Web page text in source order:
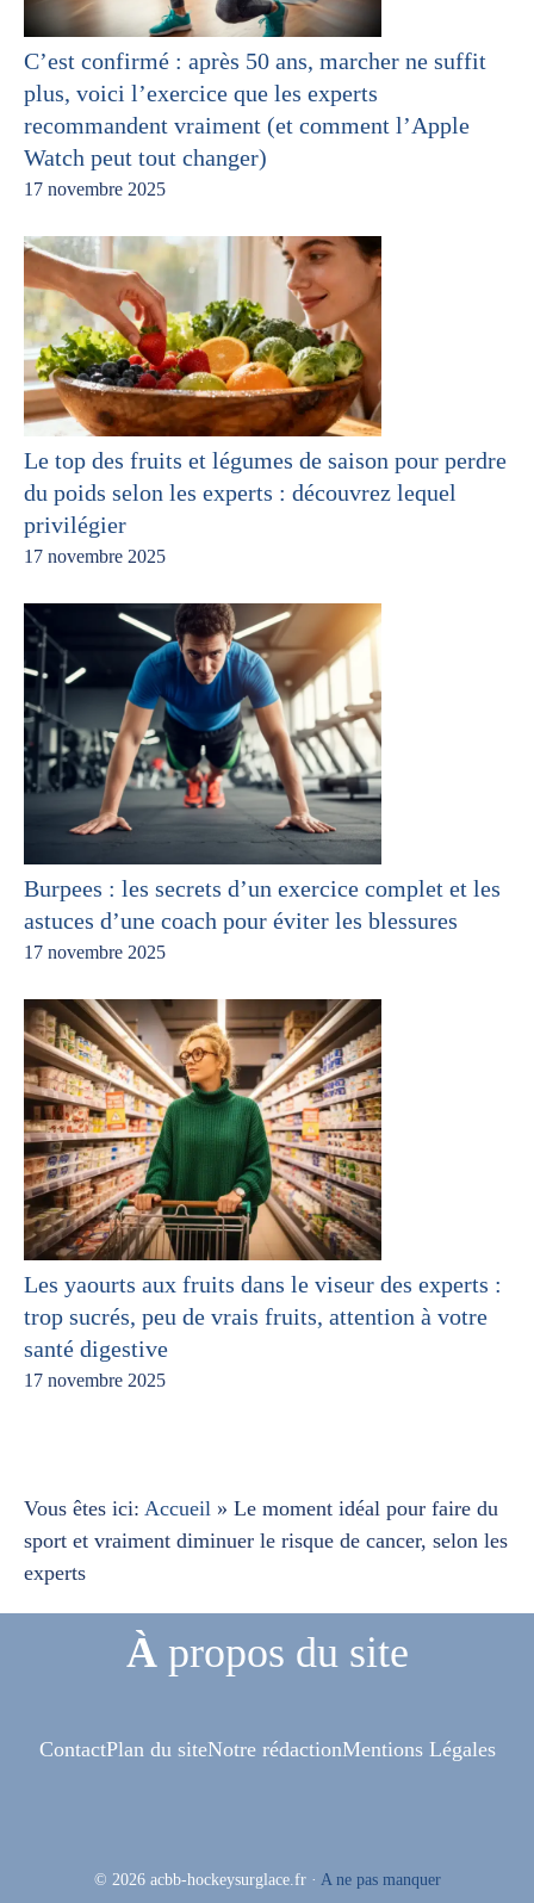
C’est confirmé : après 50 ans, marcher ne suffit
plus, voici l’exercice que les experts
recommandent vraiment (et comment l’Apple
Watch peut tout changer)
17 novembre 2025
Le top des fruits et légumes de saison pour perdre
du poids selon les experts : découvrez lequel
privilégier
17 novembre 2025
Burpees : les secrets d’un exercice complet et les
astuces d’une coach pour éviter les blessures
17 novembre 2025
Les yaourts aux fruits dans le viseur des experts :
trop sucrés, peu de vrais fruits, attention à votre
santé digestive
17 novembre 2025
Vous êtes ici: Accueil » Le moment idéal pour faire du
sport et vraiment diminuer le risque de cancer, selon les
experts
Àpropos du site
ContactPlan du siteNotre rédactionMentions Légales
© 2026 acbb-hockeysurglace.fr · A ne pas manquer